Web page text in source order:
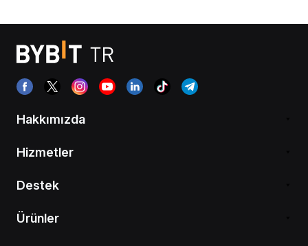
Hakkımızda
Hizmetler
Destek
Ürünler